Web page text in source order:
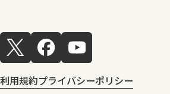
利用規約プライバシーポリシー